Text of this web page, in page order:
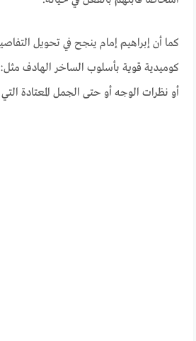
كما أن إبراهيم إمام ينجح في تحويل
كوميدية قوية بأسلوب الساخر الهادف
أو نظرات الوجه أو حتى الجمل المعتادة التي